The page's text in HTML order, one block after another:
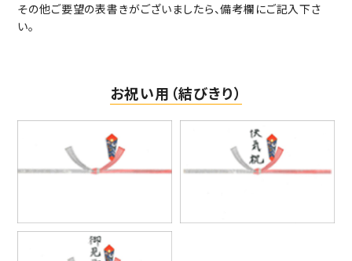
その他ご要望の表書きがございましたら、備考欄にご記入下さ
い。
お祝い用（結びきり）